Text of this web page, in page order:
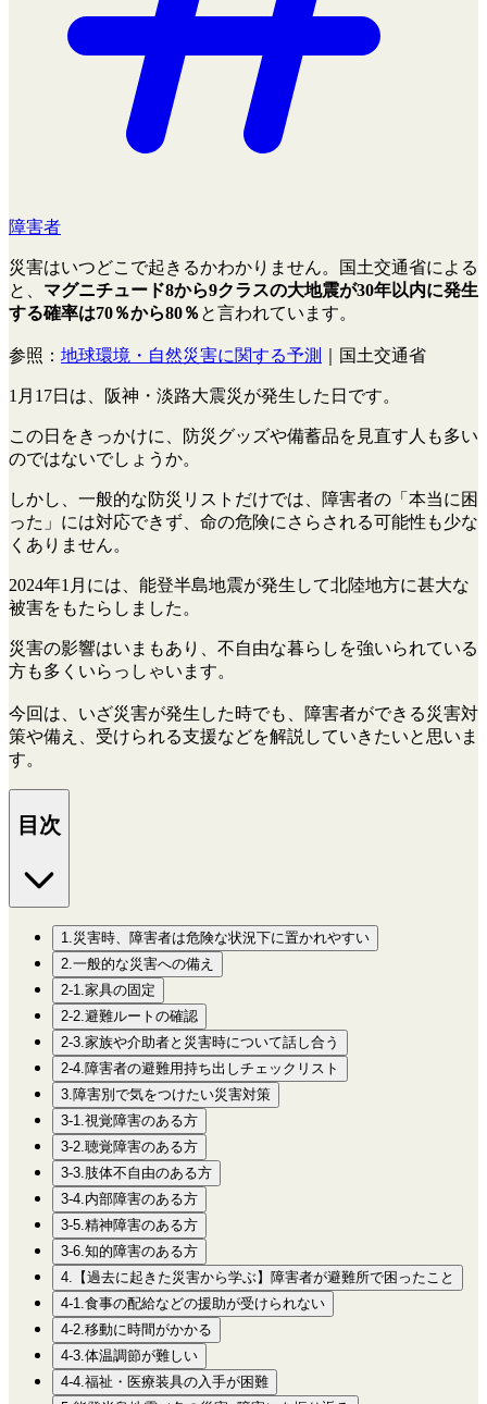
障害者
災害はいつどこで起きるかわかりません。国土交通省による
と、 マグニチュード8から9クラスの大地震が30年以内に発生
する確率は70％から80％ と言われています。
参照： 地球環境・自然災害に関する予測 ｜国土交通省
1月17日は、阪神・淡路大震災が発生した日です。
この日をきっかけに、防災グッズや備蓄品を見直す人も多い
のではないでしょうか。
しかし、一般的な防災リストだけでは、障害者の「本当に困
った」には対応できず、命の危険にさらされる可能性も少な
くありません。
2024年1月には、能登半島地震が発生して北陸地方に甚大な
被害をもたらしました。
災害の影響はいまもあり、不自由な暮らしを強いられている
方も多くいらっしゃいます。
今回は、いざ災害が発生した時でも、障害者ができる災害対
策や備え、受けられる支援などを解説していきたいと思いま
す。
目次
1.災害時、障害者は危険な状況下に置かれやすい
2.一般的な災害への備え
2-1.家具の固定
2-2.避難ルートの確認
2-3.家族や介助者と災害時について話し合う
2-4.障害者の避難用持ち出しチェックリスト
3.障害別で気をつけたい災害対策
3-1.視覚障害のある方
3-2.聴覚障害のある方
3-3.肢体不自由のある方
3-4.内部障害のある方
3-5.精神障害のある方
3-6.知的障害のある方
4.【過去に起きた災害から学ぶ】障害者が避難所で困ったこと
4-1.食事の配給などの援助が受けられない
4-2.移動に時間がかかる
4-3.体温調節が難しい
4-4.福祉・医療装具の入手が困難